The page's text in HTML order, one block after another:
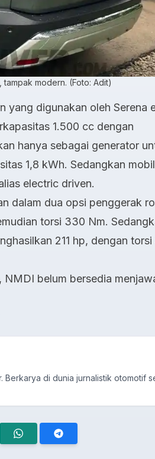
tampak modern. (Foto: Adit)
yang digunakan oleh Serena
1.500 cc dengan
hanya sebagai generator
1,8 kWh. Sedangkan mobil
electric driven.
dalam dua opsi penggerak
torsi 330 Nm.
211 hp, dengan
belum bersedia
Berkarya di dunia jurnalistik otomotif